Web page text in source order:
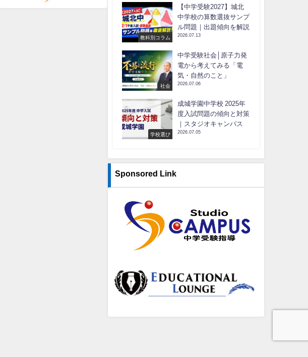
教科別コラム
【中学受験2027】城北
中学校の算数選抜サンプ
ル問題｜出題傾向を解説
2026.07.13
社会
中学受験社会│原子力発
電から考えてみる「電
気・自然のこと」
2026.07.06
学校選び
成城学園中学校 2025年
度入試問題の傾向と対策
｜スタジオキャンパス
2026.07.05
Sponsored Link